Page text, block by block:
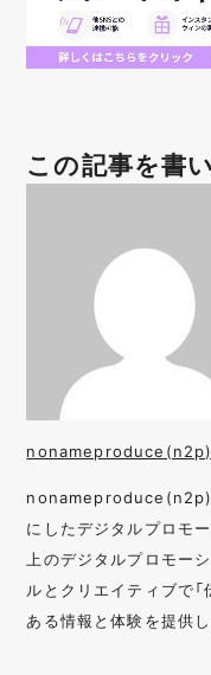
この記事を書
nonameproduce(n2p)
nonameproduce(n2p)
にしたデジタルプロモ
上のデジタルプロモー
ルとクリエイティブで「
ある情報と体験を提供し